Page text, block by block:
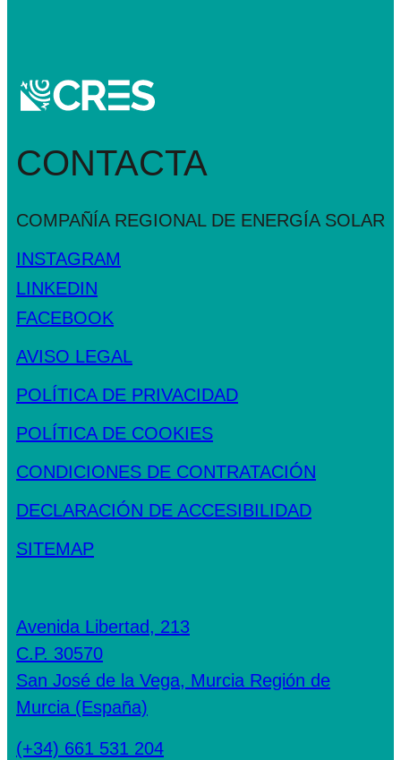
CONTACTA
COMPAÑÍA REGIONAL DE ENERGÍA SOLAR
INSTAGRAM
LINKEDIN
FACEBOOK
AVISO LEGAL
POLÍTICA DE PRIVACIDAD
POLÍTICA DE COOKIES
CONDICIONES DE CONTRATACIÓN
DECLARACIÓN DE ACCESIBILIDAD
SITEMAP
Avenida Libertad, 213
C.P. 30570
San José de la Vega, Murcia Región de
Murcia (España)
(+34) 661 531 204